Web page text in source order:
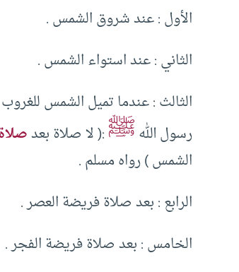
الأول : عند شروق الشمس .
الثاني : عند استواء الشمس .
الثالث : عندما تميل الشمس
رسول اللهﷺ:( لا صلاة بعد
الشمس ) رواه مسلم .
الرابع : بعد صلاة فريضة العصر .
الخامس : بعد صلاة فريضة الفجر .